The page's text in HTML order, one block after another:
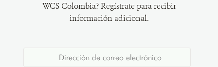
WCS Colombia? Regístrate para recibir
información adicional.